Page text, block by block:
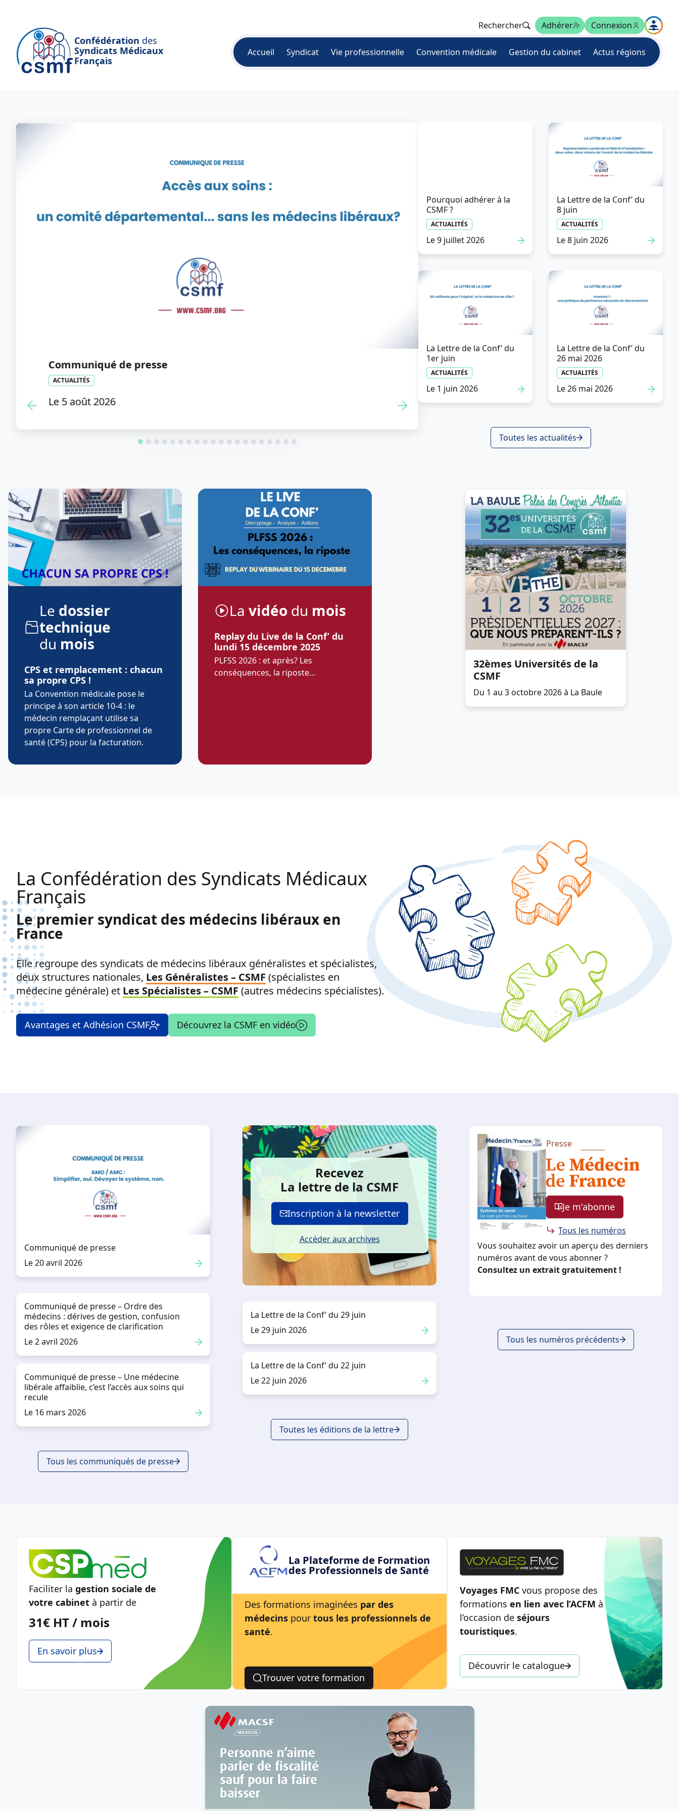
Confédération des
Syndicats Médicaux
Français
Accueil Syndicat Vie professionnelle Convention médicale Gestion du cabinet Actus régions
Rechercher Adhérer Connexion
Flash info - Violences envers les médecins : l’Ordre et l’URPS
peuvent désormais porter plainte pour votre compte
Communiqué de presse
ACTUALITÉS
Le 20 juillet 2026
Pourquoi adhérer à la
CSMF ?
ACTUALITÉS
Le 9 juillet 2026
La Lettre de la Conf’ du
8 juin
ACTUALITÉS
Le 8 juin 2026
La Lettre de la Conf’ du
1er juin
ACTUALITÉS
Le 1 juin 2026
La Lettre de la Conf’ du
26 mai 2026
ACTUALITÉS
Le 26 mai 2026
Toutes les actualités
Le dossier
technique
du mois
CPS et remplacement : chacun
sa propre CPS !
La Convention médicale pose le
principe à son article 10-4 : le
médecin remplaçant utilise sa
propre Carte de professionnel de
santé (CPS) pour la facturation.
La vidéo du mois
Replay du Live de la Conf’ du
lundi 15 décembre 2025
PLFSS 2026 : et après? Les
conséquences, la riposte…
32èmes Universités de la
CSMF
Du 1 au 3 octobre 2026 à La Baule
La Confédération des Syndicats Médicaux
Français
Le premier syndicat des médecins libéraux en
France
Elle regroupe des syndicats de médecins libéraux généralistes et spécialistes,
deux structures nationales, Les Généralistes – CSMF (spécialistes en
médecine générale) et Les Spécialistes – CSMF (autres médecins spécialistes).
Avantages et Adhésion CSMF Découvrez la CSMF en vidéo
Communiqué de presse
Le 20 avril 2026
Communiqué de presse – Ordre des
médecins : dérives de gestion, confusion
des rôles et exigence de clarification
Le 2 avril 2026
Communiqué de presse – Une médecine
libérale affaiblie, c’est l’accès aux soins qui
recule
Le 16 mars 2026
Tous les communiqués de presse
Recevez
La lettre de la CSMF
Inscription à la newsletter
Accéder aux archives
La Lettre de la Conf’ du 29 juin
Le 29 juin 2026
La Lettre de la Conf’ du 22 juin
Le 22 juin 2026
Toutes les éditions de la lettre
Presse
Je m'abonne
Tous les numéros
Vous souhaitez avoir un aperçu des derniers
numéros avant de vous abonner ?
Consultez un extrait gratuitement !
Tous les numéros précédents
Faciliter la gestion sociale de
votre cabinet à partir de
31€ HT / mois
En savoir plus
La Plateforme de Formation
des Professionnels de Santé
Des formations imaginées par des
médecins pour tous les professionnels de
santé.
Trouver votre formation
Voyages FMC vous propose des
formationsen lien avec l’ACFM à
l’occasion deséjours
touristiques.
Découvrir le catalogue